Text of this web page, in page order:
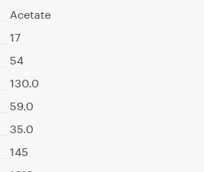
Acetate
17
54
130.0
59.0
35.0
145